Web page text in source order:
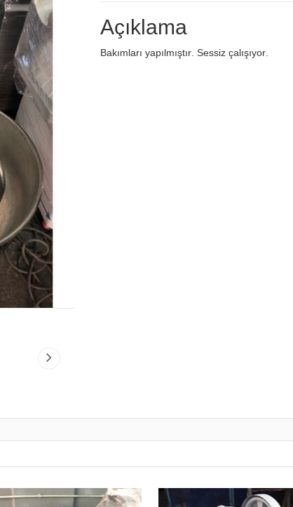
Açıklama
Bakımları yapılmıştır. Sessiz çalışıyor.